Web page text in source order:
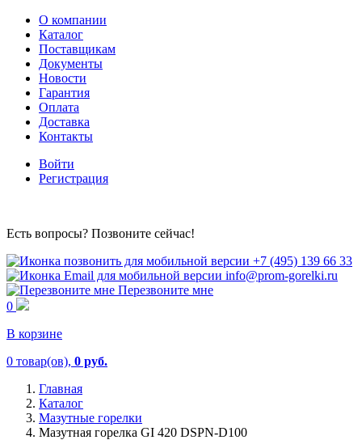
О компании
Каталог
Поставщикам
Документы
Новости
Гарантия
Оплата
Доставка
Контакты
Войти
Регистрация
Есть вопросы? Позвоните сейчас!
+7 (495) 139 66 33
info@prom-gorelki.ru
Перезвоните мне
0
В корзине
0 товар(ов), 0 руб.
Главная
Каталог
Мазутные горелки
Мазутная горелка GI 420 DSPN-D100